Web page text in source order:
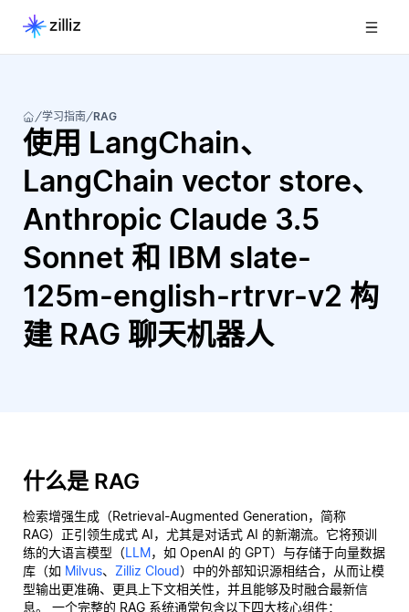
学习指南 RAG
使用 LangChain、
LangChain vector store、
Anthropic Claude 3.5
Sonnet 和 IBM slate-
125m-english-rtrvr-v2 构
建 RAG 聊天机器人
什么是 RAG
检索增强生成（Retrieval-Augmented Generation，简称
RAG）正引领生成式 AI，尤其是对话式 AI 的新潮流。它将预训
练的大语言模型（LLM，如 OpenAI 的 GPT）与存储于向量数据
库（如 Milvus、 Zilliz Cloud）中的外部知识源相结合，从而让模
型输出更准确、更具上下文相关性，并且能够及时融合最新信
息。 一个完整的 RAG 系统通常包含以下四大核心组件：